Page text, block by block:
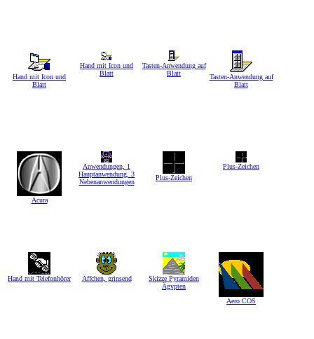
Hand mit Icon und
Blatt
Hand mit Icon und
Blatt
Tasten-Anwendung auf
Blatt
Tasten-Anwendung auf
Blatt
Acura
Anwendungen, 1
Hauptanwendung, 3
Nebenanwendungen
Plus-Zeichen
Plus-Zeichen
Hand mit Telefonhörer Äffchen, grinsend
Skizze Pyramiden
Ägypten
Aero COS